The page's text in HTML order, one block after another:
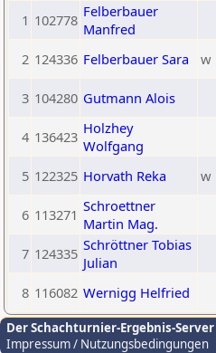
1 102778 Felberbauer
Manfred
2 124336 Felberbauer Sara w
3 104280 Gutmann Alois
4 136423 Holzhey
Wolfgang
5 122325 Horvath Reka w
6 113271 Schroettner
Martin Mag.
7 124335 Schröttner Tobias
Julian
8 116082 Wernigg Helfried
Der Schachturnier-Ergebnis-Server
Impressum / Nutzungsbedingungen